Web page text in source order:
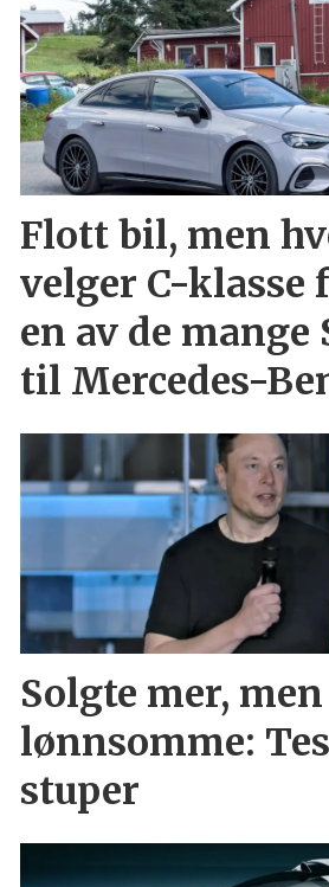
Flott bil, men
velger C-klasse
en av de mange
til Mercedes-
Solgte mer,
lønnsomme:
stuper